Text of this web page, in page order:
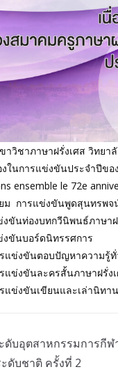
ภาษาฝรั่งเศส วิทยาลัย
ในการแข่งขันประจำปีข
ensemble le 72e
ยม การแข่งขันพูดสุนทรพ
งขันท่องบทกวีนิพนธ์ภาษาฝ
งขันบอร์ดนิทรรศการ
แข่งขันตอบปัญหาความรู้
แข่งขันละครสั้นภาษาฝรั่ง
แข่งขันเขียนและเล่านิทา
ดับอุตสาหกรรมการกีฬ
ดับชาติ ครั้งที่ 2